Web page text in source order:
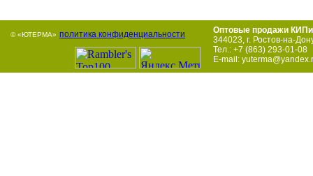
© «ЮТЕРМА» политика конфиденциальности
Оптовые продажи
344023, г. Ростов-на-
Тел.: +7 (863) 293-01-08
E-mail: